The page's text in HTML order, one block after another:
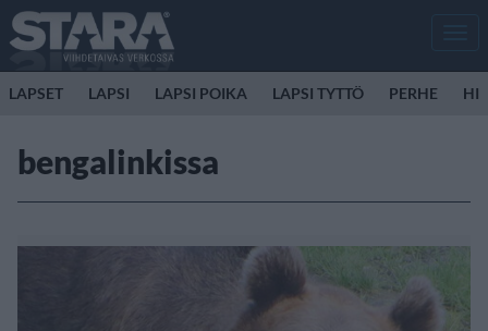
LAPSET LAPSI LAPSI POIKA LAPSI TYTTÖ PERHE
bengalinkissa